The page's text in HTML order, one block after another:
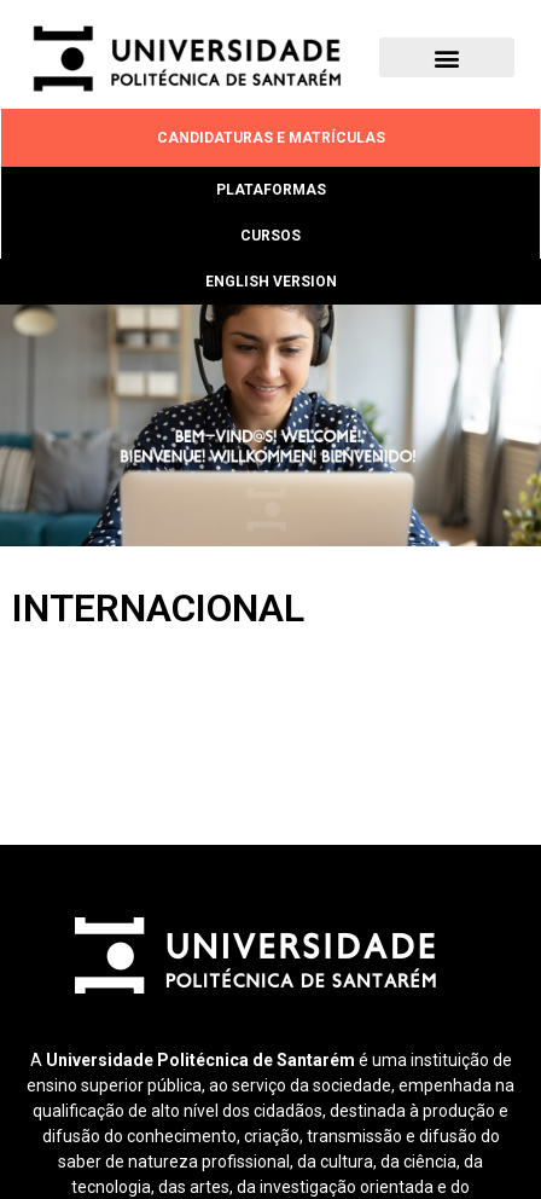
CANDIDATURAS E MATRÍCULAS
PLATAFORMAS
CURSOS
ENGLISH VERSION
INTERNACIONAL
A Universidade Politécnica de Santarém é uma instituição de
ensino superior pública, ao serviço da sociedade, empenhada na
qualificação de alto nível dos cidadãos, destinada à produção e
difusão do conhecimento, criação, transmissão e difusão do
saber de natureza profissional, da cultura, da ciência, da
tecnologia, das artes, da investigação orientada e do